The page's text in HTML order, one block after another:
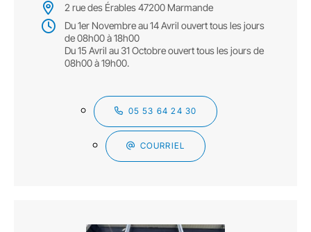
2 rue des Érables 47200 Marmande
Du 1er Novembre au 14 Avril ouvert tous les jours
de 08h00 à 18h00
Du 15 Avril au 31 Octobre ouvert tous les jours de
08h00 à 19h00.
05 53 64 24 30
COURRIEL